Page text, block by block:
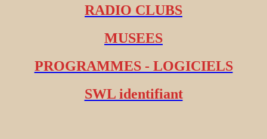
RADIO CLUBS
MUSEES
PROGRAMMES - LOGICIELS
SWL identifiant